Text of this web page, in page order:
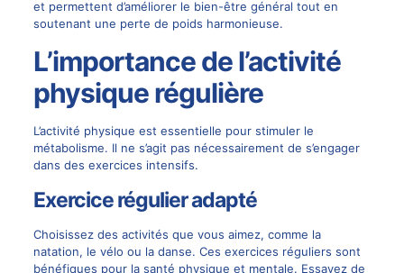
et permettent d’améliorer le bien-être général tout en
soutenant une perte de poids harmonieuse.
L’importance de l’activité
physique régulière
L’activité physique est essentielle pour stimuler le
métabolisme. Il ne s’agit pas nécessairement de s’engager
dans des exercices intensifs.
Exercice régulier adapté
Choisissez des activités que vous aimez, comme la
natation, le vélo ou la danse. Ces exercices réguliers sont
bénéfiques pour la santé physique et mentale. Essayez de